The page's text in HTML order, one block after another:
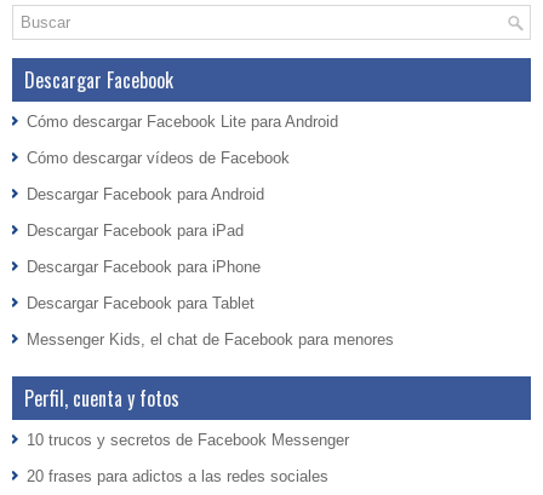
Descargar Facebook
Cómo descargar Facebook Lite para Android
Cómo descargar vídeos de Facebook
Descargar Facebook para Android
Descargar Facebook para iPad
Descargar Facebook para iPhone
Descargar Facebook para Tablet
Messenger Kids, el chat de Facebook para menores
Perfil, cuenta y fotos
10 trucos y secretos de Facebook Messenger
20 frases para adictos a las redes sociales